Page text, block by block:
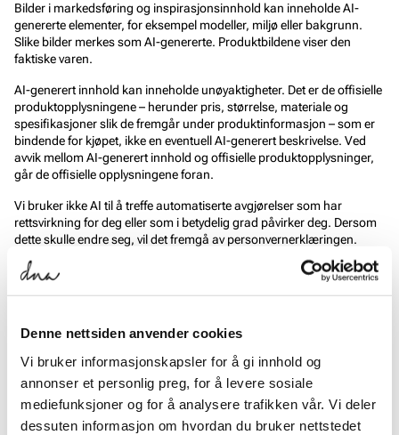
Denne nettsiden anvender cookies
Vi bruker informasjonskapsler for å gi innhold og
annonser et personlig preg, for å levere sosiale
mediefunksjoner og for å analysere trafikken vår. Vi deler
dessuten informasjon om hvordan du bruker nettstedet
Bilder i markedsføring og inspirasjonsinnhold kan inneholde AI-
genererte elementer, for eksempel modeller, miljø eller bakgrunn.
Slike bilder merkes som AI-genererte. Produktbildene viser den
faktiske varen.
AI-generert innhold kan inneholde unøyaktigheter. Det er de offisielle
produktopplysningene – herunder pris, størrelse, materiale og
spesifikasjoner slik de fremgår under produktinformasjon – som er
bindende for kjøpet, ikke en eventuell AI-generert beskrivelse. Ved
avvik mellom AI-generert innhold og offisielle produktopplysninger,
går de offisielle opplysningene foran.
Vi bruker ikke AI til å treffe automatiserte avgjørelser som har
rettsvirkning for deg eller som i betydelig grad påvirker deg. Dersom
dette skulle endre seg, vil det fremgå av personvernerklæringen.
4. Immaterielle rettigheter
Alt innhold på nettstedet – herunder tekst, bilder, grafikk, design,
våre lisensgivere, og er beskyttet av åndsverkloven, varemerkeloven
og annen lovgivning.
Varemerkene Eurosko, DNA-shoes, Shoe Gallery og Shoeday
tilhører Eurosko Norge AS. Innholdet kan ikke kopieres, distribueres,